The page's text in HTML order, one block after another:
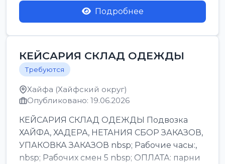
Подробнее
КЕЙСАРИЯ СКЛАД ОДЕЖДЫ
Требуются
Хайфа (Хайфский округ)
Опубликовано: 19.06.2026
КЕЙСАРИЯ СКЛАД ОДЕЖДЫ Подвозка
ХАЙФА, ХАДЕРА, НЕТАНИЯ СБОР ЗАКАЗОВ,
УПАКОВКА ЗАКАЗОВ nbsp; Рабочие часы:,
nbsp; Рабочих смен 5 nbsp; ОПЛАТА: парни